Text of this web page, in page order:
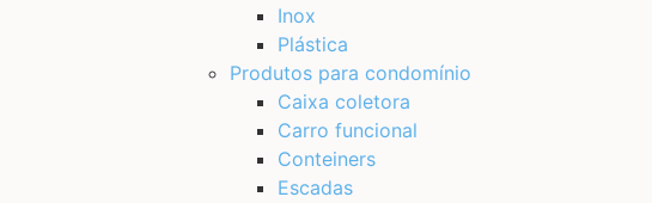
Inox
Plástica
Produtos para condomínio
Caixa coletora
Carro funcional
Conteiners
Escadas